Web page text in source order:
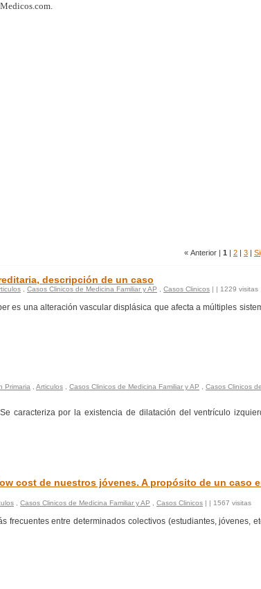
« Anterior | 1 | 2 | 3 |
descripción de un caso
Casos Clinicos de Medicina Familiar y AP Casos Clinicos | | 1229 visitas
es una alteración vascular displásica que afecta a múltiples
Primaria Articulos Casos Clinicos de Medicina Familiar y AP
Casos Clinicos de
caracteriza por la existencia de dilatación del ventrículo
cost de nuestros jóvenes. A propósito de un caso
Casos Clinicos de Medicina Familiar y AP Casos Clinicos | | 1567 visitas
frecuentes entre determinados colectivos (estudiantes, jóvenes,